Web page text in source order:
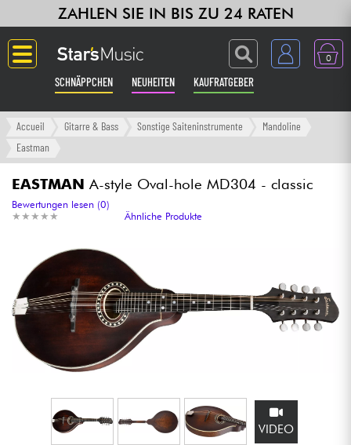
ZAHLEN SIE IN BIS ZU 24 RATEN
0
SCHNÄPPCHEN NEUHEITEN KAUFRATGEBER
Langue
Verstärker & Effekte
Synths & samplers
Studio
Kopfhörer
Mikros
Accueil Gitarre & Bass Sonstige Saiteninstrumente
Mandoline
Eastman
EASTMAN A-style Oval-hole MD304 - classic
★ ★ ★ ★ ★
★ ★ ★ ★ ★
Bewertungen lesen (0)
Ähnliche Produkte
VIDEO